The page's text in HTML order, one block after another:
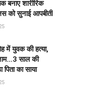
बनाए शारीरिक
को सुनाई आपबीती
में युवक की हत्या,
साल की
का साया